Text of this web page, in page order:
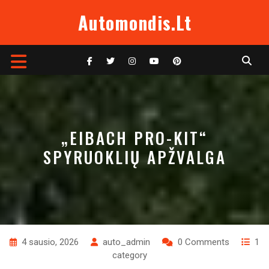
Automondis.lt
Open
Button
„EIBACH PRO-KIT“
SPYRUOKLIŲ APŽVALGA
4 sausio, 2026 auto_admin 0 Comments
1
category